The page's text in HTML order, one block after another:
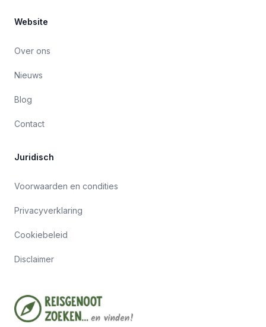
Website
Over ons
Nieuws
Blog
Contact
Juridisch
Voorwaarden en condities
Privacyverklaring
Cookiebeleid
Disclaimer